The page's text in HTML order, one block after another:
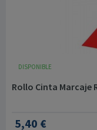
DISPONIBLE
Rollo Cinta Marcaje
5,40 €